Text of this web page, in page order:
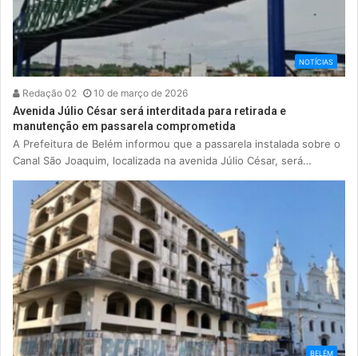
NOTÍCIAS
Redação 02 10 de março de 2026
Avenida Júlio César será interditada para retirada e
manutenção em passarela comprometida
A Prefeitura de Belém informou que a passarela instalada sobre o
Canal São Joaquim, localizada na avenida Júlio César, será…
BELÉM